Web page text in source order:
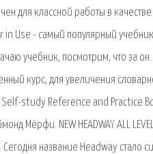
для классной работы в
Use - самый популярный
учебник, посмотрим, что за
курс, для увеличения
Self-study Reference and
Мёрфи. NEW HEADWAY ALL
название Headway стало